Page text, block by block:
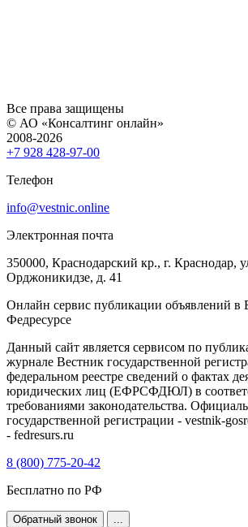
Все права защищены
© АО «Консалтинг онлайн»
2008-2026
+7 928 428-97-00
Телефон
info@vestnic.online
Электронная почта
350000, Краснодарский кр., г. Краснодар,
Орджоникидзе, д. 41
Онлайн сервис публикации объявлений в
Федресурсе
Данный сайт является сервисом по
журнале Вестник государственной
федеральном реестре сведений о фактах
юридических лиц (ЕФРСФДЮЛ) в
требованиями законодательства.
государственной регистрации - vestnik-
- fedresurs.ru
8 (800) 775-20-42
Бесплатно по РФ
Обратный звонок ...